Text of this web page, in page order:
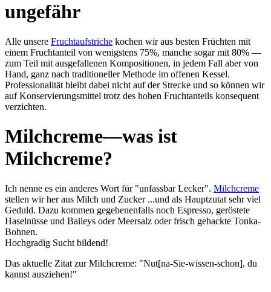
ungefähr
Alle unsere Frucht­auf­stri­che kochen wir aus besten Früch­ten mit
einem Frucht­an­teil von we­nigs­tens 75%, man­che sogar mit 80% —
zum Teil mit aus­ge­fal­le­nen Kom­po­si­tio­nen, in jedem Fall aber von
Hand, ganz nach tra­di­tion­el­ler Me­thode im of­fe­nen Kes­sel.
Professionalität bleibt dabei nicht auf der Strecke und so können wir
auf Kon­servierungs­mittel trotz des hohen Frucht­anteils konsequent
verzichten.
Milchcreme—was ist
Milchcreme?
Ich nen­ne es ein anderes Wort für "un­fass­bar Lec­ker". Milch­creme
stel­len wir her aus Milch und Zucker ...und als Haupt­zu­tat sehr viel
Ge­duld. Dazu kom­men ge­ge­be­nen­falls noch Es­presso, ge­rös­tete
Hasel­nüsse und Baileys oder Meer­salz oder frisch gehackte Tonka-
Boh­nen.
Hochgradig Sucht bildend!
Das aktuelle Zitat zur Milchcreme: "Nut[na-Sie-wissen-schon], du
kannst ausziehen!"